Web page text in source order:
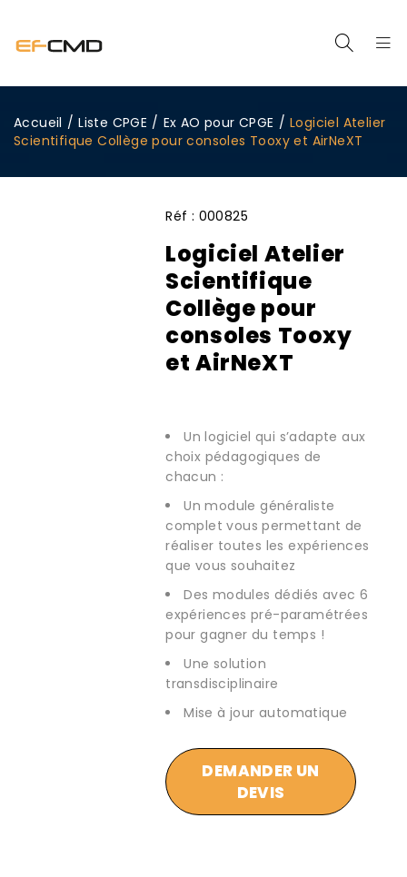
Accueil / Liste CPGE / Ex AO pour CPGE / Logiciel Atelier
Scientifique Collège pour consoles Tooxy et AirNeXT
Réf : 000825
Logiciel Atelier
Scientifique
Collège pour
consoles Tooxy
et AirNeXT
Un logiciel qui s’adapte aux
choix pédagogiques de
chacun :
Un module généraliste
complet vous permettant de
réaliser toutes les expériences
que vous souhaitez
Des modules dédiés avec 6
expériences pré-paramétrées
pour gagner du temps !
Une solution
transdisciplinaire
Mise à jour automatique
DEMANDER UN
DEVIS